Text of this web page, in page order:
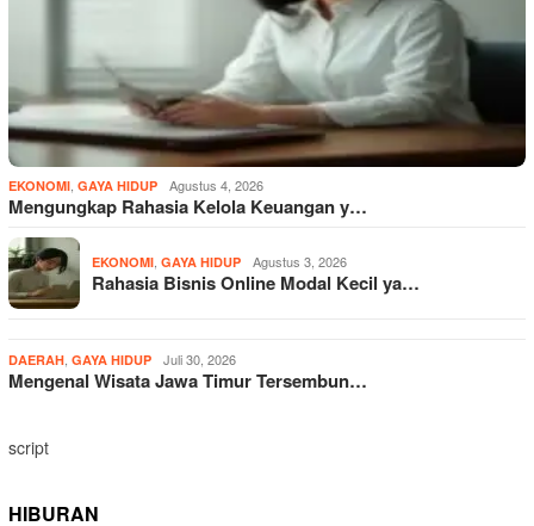
EKONOMI GAYA HIDUP Agustus 4, 2026
Mengungkap Rahasia Kelola Keuangan y…
EKONOMI GAYA HIDUP Agustus 3, 2026
Rahasia Bisnis Online Modal Kecil ya…
DAERAH GAYA HIDUP Juli 30, 2026
Mengenal Wisata Jawa Timur Tersembun…
script
HIBURAN